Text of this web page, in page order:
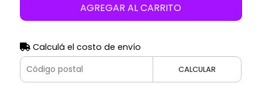
AGREGAR AL CARRITO
Calculá el costo de envío
CALCULAR